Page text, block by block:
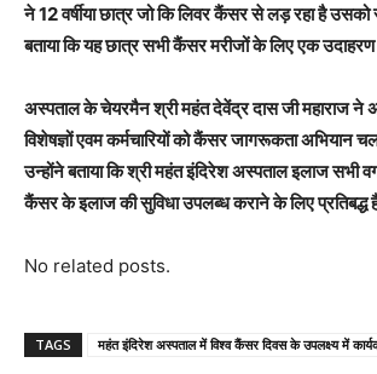
ने 12 वर्षीया छात्र जो कि लिवर कैंसर से लड़ रहा है उसको
बताया कि यह छात्र सभी कैंसर मरीजों के लिए एक
अस्पताल के चेयरमैन श्री महंत देवेंद्र दास जी महाराज
विशेषज्ञों एवम कर्मचारियों को कैंसर जागरूकता अभियान
उन्होंने बताया कि श्री महंत इंदिरेश अस्पताल इलाज सभी
कैंसर के इलाज की सुविधा उपलब्ध कराने के लिए प्रतिबद्ध
No related posts.
TAGS महंत इंदिरेश अस्पताल में विश्व कैंसर दिवस के उपलक्ष्य में